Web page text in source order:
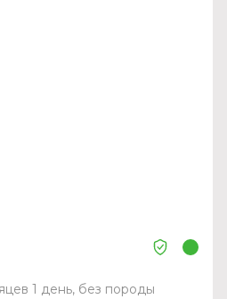
1 день, без породы